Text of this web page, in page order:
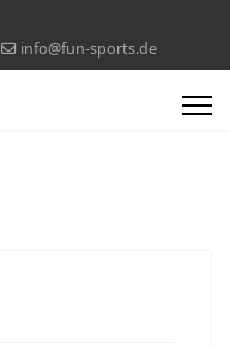
info@fun-sports.de